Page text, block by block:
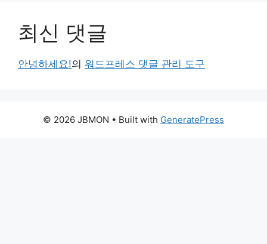
최신 댓글
안녕하세요!의 워드프레스 댓글 관리 도구
© 2026 JBMON • Built with GeneratePress